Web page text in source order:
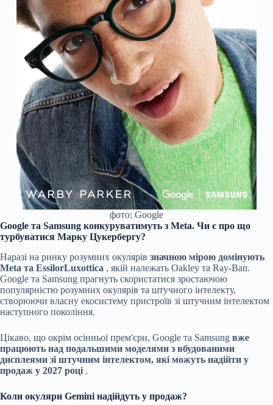
фото: Google
Google та Samsung конкуруватимуть з Meta. Чи є про що
турбуватися Марку Цукербергу?
Наразі на ринку розумних окулярів значною мірою домінують
Meta та EssilorLuxottica , якій належать Oakley та Ray-Ban.
Google та Samsung прагнуть скористатися зростаючою
популярністю розумних окулярів та штучного інтелекту,
створюючи власну екосистему пристроїв зі штучним інтелектом
наступного покоління.
Цікаво, що окрім осінньої прем'єри, Google та Samsung вже
працюють над подальшими моделями з вбудованими
дисплеями зі штучним інтелектом, які можуть надійти у
продаж у 2027 році .
Коли окуляри Gemini надійдуть у продаж?